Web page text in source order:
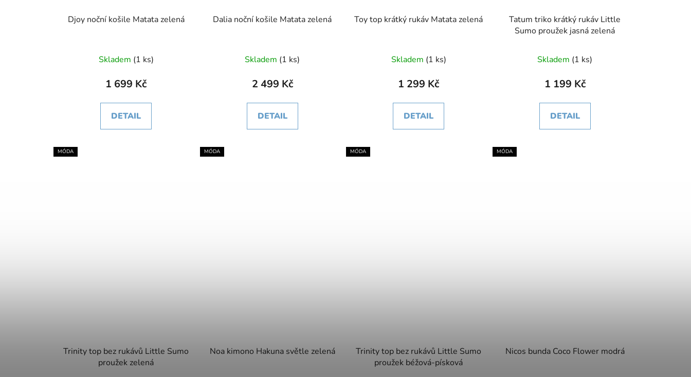
Djoy noční košile Matata zelená
Skladem (1 ks)
1 699 Kč
DETAIL
Dalia noční košile Matata zelená
Skladem (1 ks)
2 499 Kč
DETAIL
Toy top krátký rukáv Matata zelená
Skladem (1 ks)
1 299 Kč
DETAIL
Tatum triko krátký rukáv Little
Sumo proužek jasná zelená
Skladem (1 ks)
1 199 Kč
DETAIL
MÓDA
Trinity top bez rukávů Little Sumo
proužek zelená
MÓDA
Noa kimono Hakuna světle zelená
MÓDA
Trinity top bez rukávů Little Sumo
proužek béžová-písková
MÓDA
Nicos bunda Coco Flower modrá